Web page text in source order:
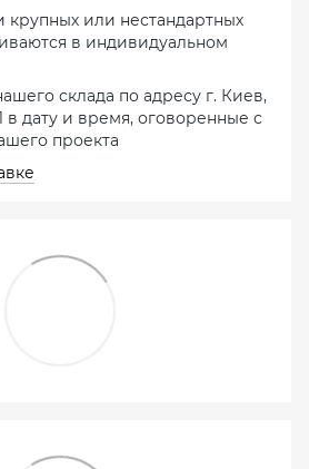
крупных или нестандартных
в индивидуальном
склада по адресу г. Киев,
в дату и время, оговоренные с
проекта